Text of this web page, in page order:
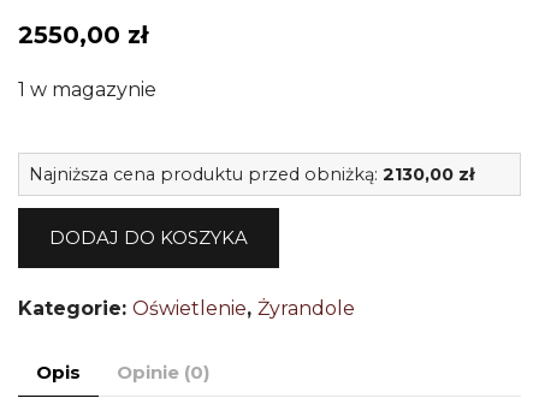
2550,00 zł
1 w magazynie
Najniższa cena produktu przed obniżką: 2130,00 zł
DODAJ DO KOSZYKA
Kategorie: Oświetlenie, Żyrandole
Opis Opinie (0)